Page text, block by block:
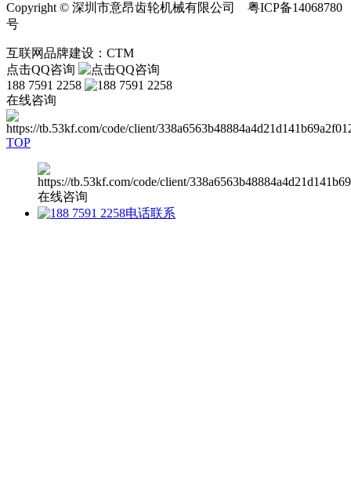
Copyright © 深圳市意昂齿轮机械有限公司 粤ICP备14068780
号
互联网品牌建设：CTM
点击QQ咨询
188 7591 2258
在线咨询
TOP
在线咨询
电话联系